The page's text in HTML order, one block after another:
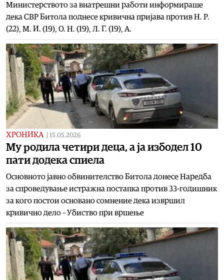
Министерството за внатрешни работи информираше
дека СВР Битола поднесе кривична пријава против Н. Р.
(22), М. И. (19), О. Н. (19), Л. Г. (19), А.
ХРОНИКА 15.05.2026
Му родила четири деца, а ја избодел 10
пати додека спиела
Основното јавно обвинителство Битола донесе Наредба
за спроведување истражна постапка против 33-годишник
за кого постои основано сомнение дека извршил
кривично дело – Убиство при вршење